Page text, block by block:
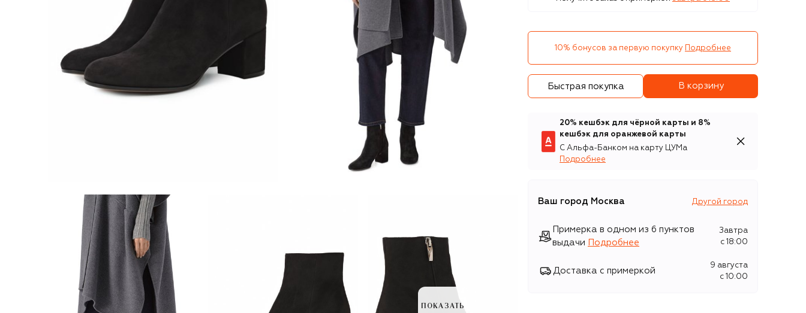
ПОКАЗАТЬ
10% бонусов за первую покупку Подробнее
Быстрая покупка В корзину
20% кешбэк для чёрной карты и 8%
кешбэк для оранжевой карты
С Альфа-Банком на карту ЦУМа
Подробнее
Ваш город Москва Другой город
Примерка в одном из 6 пунктов
выдачи
Подробнее
Завтра
c 18:00
Доставка с примеркой
9 августа
c 10:00